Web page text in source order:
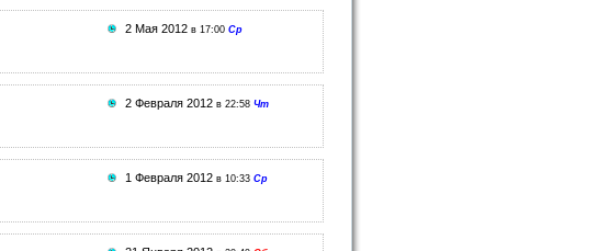
2 Мая 2012 в 17:00 Ср
2 Февраля 2012 в 22:58 Чт
1 Февраля 2012 в 10:33 Ср